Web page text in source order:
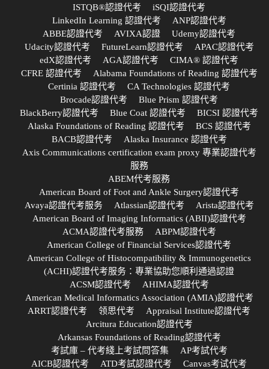
ISTQB®認證代考
iSQI認證代考
LinkedIn Learning 認證代考
ANP認證代考
ABBE認證代考
AVIXA認證
Udemy認證代考
Udacity認證代考
FutureLearn認證代考
APAC認證代考
edX認證代考
AGA認證代考
CIMA® 認證代考
CFRE 認證代考
Alabama Foundations of Reading 認證代考
Certinia 認證代考
CA Technologies 認證代考
Brocade認證代考
Blue Prism 認證代考
BlackBerry認證代考
Blue Coat 認證代考
BICSI 認證代考
Alaska Foundations of Reading 認證代考
BCS 認證代考
BACB認證代考
Alaska Insurance 認證代考
Axis Communications certification exam proxy 專業認證代考
服務
ABEM代考服務
American Board of Foot and Ankle Surgery認證代考
Avaya認證代考服务
Atlassian認證代考
Arista認證代考
American Board of Imaging Informatics (ABII)認證代考
ACMA認證代考服務
ABPM認證代考
American College of Financial Services認證代考
American College of Histocompatibility & Immunogenetics
(ACHI)認證代考服务：專業協助您順利通過認證
ACSM認證代考
AHIMA認證代考
American Medical Informatics Association (AMIA)認證代考
ARRT認證代考
领思代考
Appraisal Institute認證代考
Arcitura Education認證代考
Arkansas Foundations of Reading認證代考
考試庫 – 代考綫上考試問答集
AP考試代考
AICB認證代考
ATD考試認證代考
Canvas考试代考